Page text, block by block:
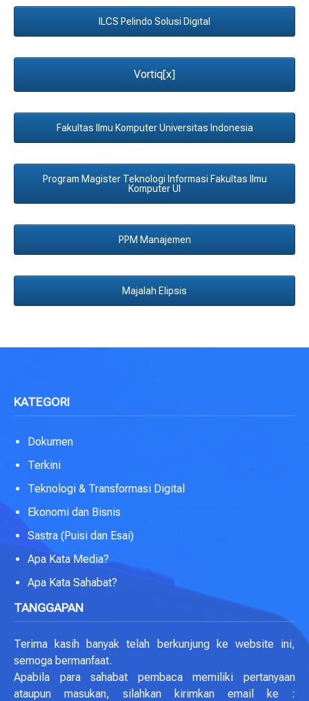
ILCS Pelindo Solusi Digital
Vortiq[x]
Fakultas Ilmu Komputer Universitas Indonesia
Program Magister Teknologi Informasi Fakultas Ilmu
Komputer UI
PPM Manajemen
Majalah Elipsis
KATEGORI
Dokumen
Terkini
Teknologi & Transformasi Digital
Ekonomi dan Bisnis
Sastra (Puisi dan Esai)
Apa Kata Media?
Apa Kata Sahabat?
TANGGAPAN
Terima kasih banyak telah berkunjung ke website ini,
semoga bermanfaat.
Apabila para sahabat pembaca memiliki pertanyaan
ataupun masukan, silahkan kirimkan email ke :